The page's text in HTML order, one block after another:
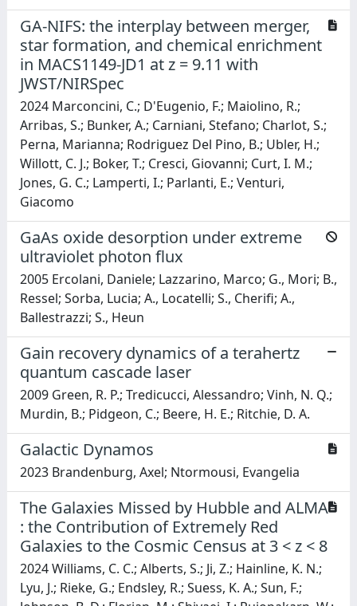
GA-NIFS: the interplay between merger,
star formation, and chemical enrichment
in MACS1149-JD1 at z = 9.11 with
JWST/NIRSpec
2024 Marconcini, C.; D'Eugenio, F.; Maiolino, R.;
Arribas, S.; Bunker, A.; Carniani, Stefano; Charlot, S.;
Perna, Marianna; Rodriguez Del Pino, B.; Ubler, H.;
Willott, C. J.; Boker, T.; Cresci, Giovanni; Curt, I. M.;
Jones, G. C.; Lamperti, I.; Parlanti, E.; Venturi,
Giacomo
GaAs oxide desorption under extreme
ultraviolet photon flux
2005 Ercolani, Daniele; Lazzarino, Marco; G., Mori; B.,
Ressel; Sorba, Lucia; A., Locatelli; S., Cherifi; A.,
Ballestrazzi; S., Heun
Gain recovery dynamics of a terahertz
quantum cascade laser
2009 Green, R. P.; Tredicucci, Alessandro; Vinh, N. Q.;
Murdin, B.; Pidgeon, C.; Beere, H. E.; Ritchie, D. A.
Galactic Dynamos
2023 Brandenburg, Axel; Ntormousi, Evangelia
The Galaxies Missed by Hubble and ALMA
: the Contribution of Extremely Red
Galaxies to the Cosmic Census at 3 < z < 8
2024 Williams, C. C.; Alberts, S.; Ji, Z.; Hainline, K. N.;
Lyu, J.; Rieke, G.; Endsley, R.; Suess, K. A.; Sun, F.;